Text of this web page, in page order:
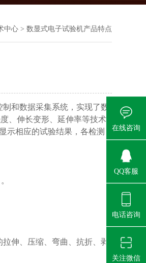
中心> 数显式电子试验机产品特点
和数据采集系统，实现了数
、伸长变形、延伸率等技术
示相应的试验结果，各检测
伸、压缩、弯曲、抗折、剥
在线咨询
QQ客服
电话咨询
关注微信